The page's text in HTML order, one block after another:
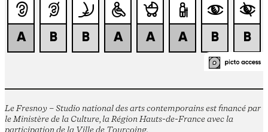
Le Fresnoy – Studio national des arts contemporains est financé par
le Ministère de la Culture, la Région Hauts-de-France avec la
participation de la Ville de Tourcoing.